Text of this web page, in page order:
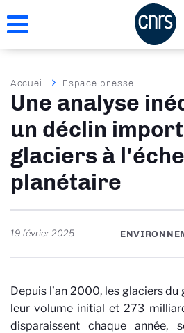
au
Fil
d'Ariane
Accueil Espace presse
Une analyse
un déclin
glaciers à
planétaire
19 février 2025
Depuis l’an 2000, les glaciers
leur volume initial et 273
disparaissent chaque année,